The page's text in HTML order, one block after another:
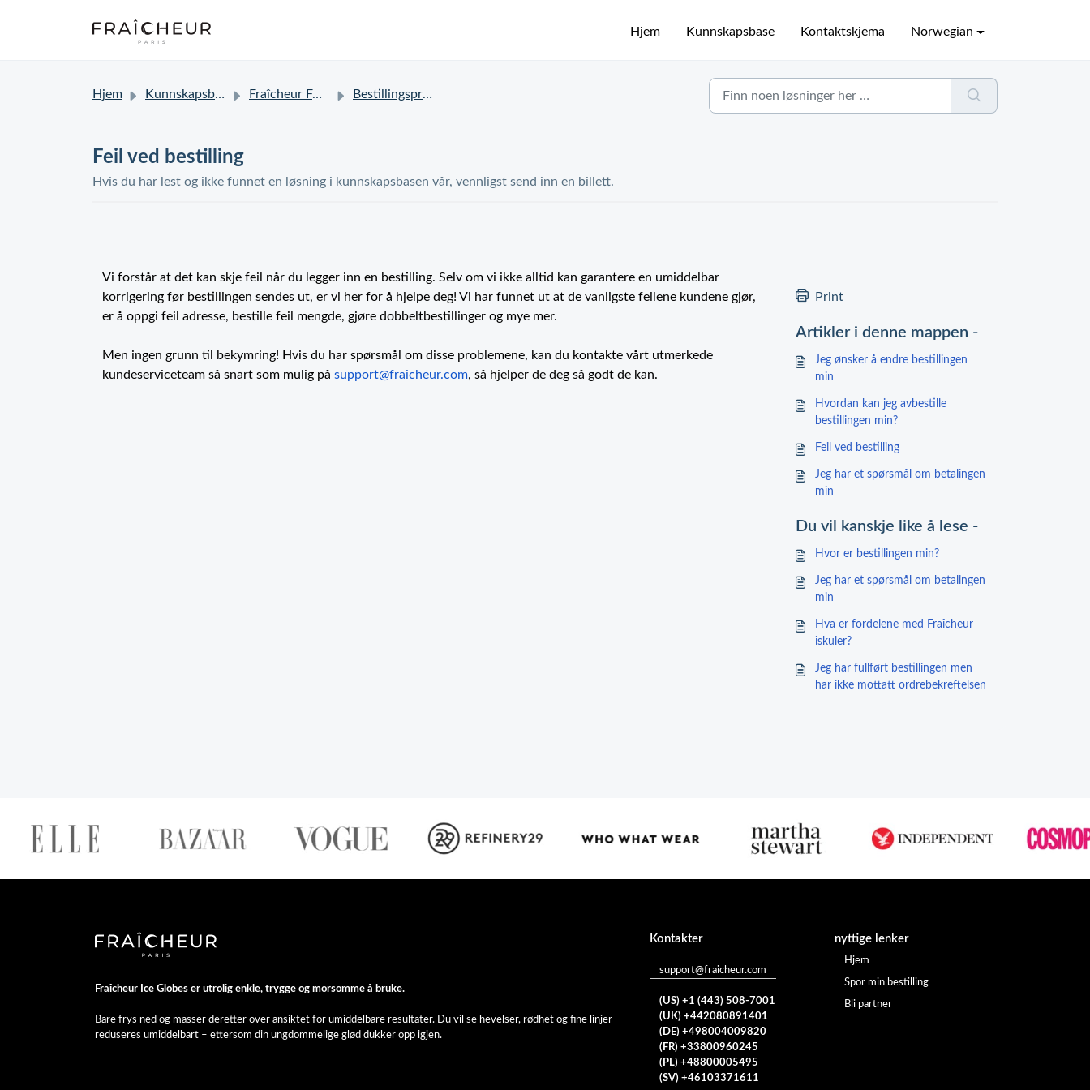
Hjem Kunnskapsbase Kontaktskjema Norwegian
Hjem Kunnskapsbase Fraîcheur FAQ Bestillingsproblemer
Feil ved bestilling
Hvis du har lest og ikke funnet en løsning i kunnskapsbasen vår, vennligst send inn en billett.
Vi forstår at det kan skje feil når du legger inn en bestilling. Selv om vi ikke alltid kan garantere en umiddelbar
korrigering før bestillingen sendes ut, er vi her for å hjelpe deg! Vi har funnet ut at de vanligste feilene kundene gjør,
er å oppgi feil adresse, bestille feil mengde, gjøre dobbeltbestillinger og mye mer.
Men ingen grunn til bekymring! Hvis du har spørsmål om disse problemene, kan du kontakte vårt utmerkede
kundeserviceteam så snart som mulig på support@fraicheur.com, så hjelper de deg så godt de kan.
Print
Artikler i denne mappen -
Jeg ønsker å endre bestillingen
min
Hvordan kan jeg avbestille
bestillingen min?
Feil ved bestilling
Jeg har et spørsmål om betalingen
min
Du vil kanskje like å lese -
Hvor er bestillingen min?
Jeg har et spørsmål om betalingen
min
Hva er fordelene med Fraîcheur
iskuler?
Jeg har fullført bestillingen men
har ikke mottatt ordrebekreftelsen
Fraîcheur Ice Globes er utrolig enkle, trygge og morsomme å bruke.
Bare frys ned og masser deretter over ansiktet for umiddelbare resultater. Du vil se hevelser, rødhet og fine linjer
reduseres umiddelbart – ettersom din ungdommelige glød dukker opp igjen.
Kontakter
support@fraicheur.com
(US) +1 (443) 508-7001
(UK) +442080891401
(DE) +498004009820
(FR) +33800960245
(PL) +48800005495
(SV) +46103371611
nyttige lenker
Hjem
Spor min bestilling
Bli partner